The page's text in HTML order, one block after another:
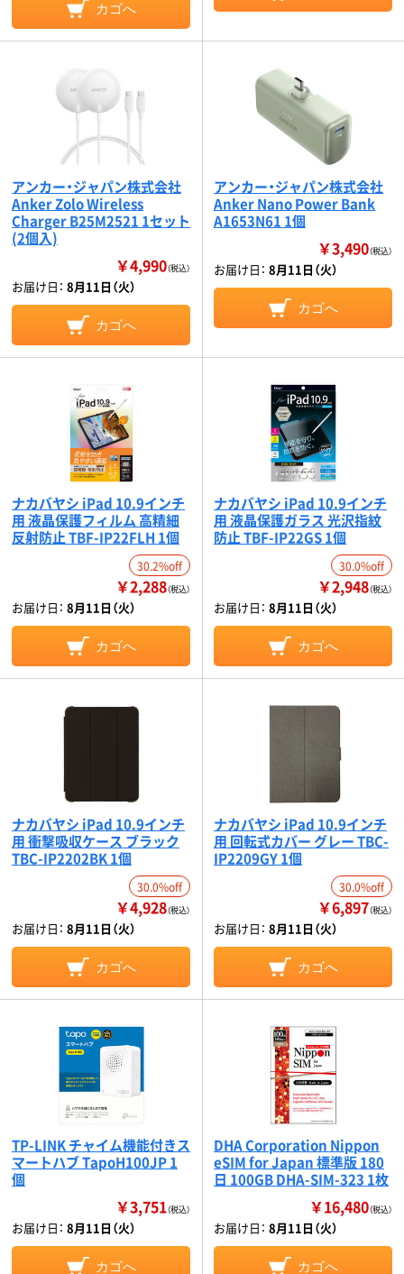
カゴへ
アンカー・ジャパン株式会社
Anker Zolo Wireless
Charger B25M2521 1セット
(2個入)
￥4,990（税込）
お届け日： 8月11日（火）
カゴへ
アンカー・ジャパン株式会社
Anker Nano Power Bank
A1653N61 1個
￥3,490（税込）
お届け日： 8月11日（火）
カゴへ
ナカバヤシ iPad 10.9インチ
用 液晶保護フィルム 高精細
反射防止 TBF-IP22FLH 1個
30.2%off
￥2,288（税込）
お届け日： 8月11日（火）
カゴへ
ナカバヤシ iPad 10.9インチ
用 液晶保護ガラス 光沢指紋
防止 TBF-IP22GS 1個
30.0%off
￥2,948（税込）
お届け日： 8月11日（火）
カゴへ
ナカバヤシ iPad 10.9インチ
用 衝撃吸収ケース ブラック
TBC-IP2202BK 1個
30.0%off
￥4,928（税込）
お届け日： 8月11日（火）
カゴへ
ナカバヤシ iPad 10.9インチ
用 回転式カバー グレー TBC-
IP2209GY 1個
30.0%off
￥6,897（税込）
お届け日： 8月11日（火）
カゴへ
TP-LINK チャイム機能付きス
マートハブ TapoH100JP 1
個
￥3,751（税込）
お届け日： 8月11日（火）
カゴへ
DHA Corporation Nippon
eSIM for Japan 標準版 180
日 100GB DHA-SIM-323 1枚
￥16,480（税込）
お届け日： 8月11日（火）
カゴへ